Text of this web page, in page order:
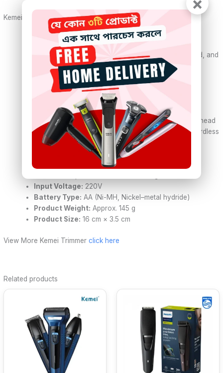
Kemei KM-1015 Specifications
Brand:Kemei
KM-1015
Functionality: 10-in-1 multi-grooming kit (hair, beard, and
body grooming)
Blade Material:Stainless steel
Color:
Multicolor
Trimming Range:
0.5 mm – 12 mm
Clip Sizes:3 mm, 6 mm, 9 mm, 12 mm
Water Resistance:Yes, detachable and washable head
Power Source: Rechargeable battery (corded & cordless
use)
Power Consumption:
3W
8 hours
Input Voltage: 220V
Battery Type: AA (Ni-MH, Nickel–metal hydride)
Product Weight: Approx. 145 g
Product Size: 16 cm × 3.5 cm
View More Kemei Trimmerclick here
Related products